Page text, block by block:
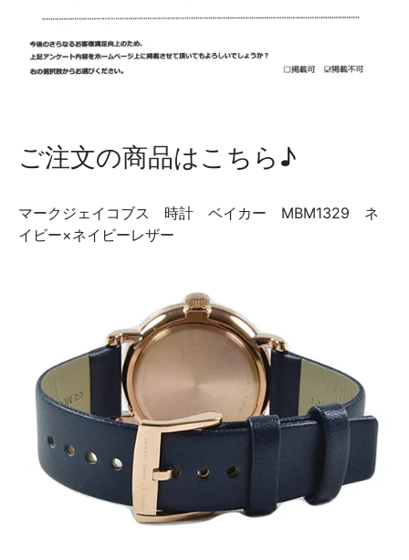
ご注文の商品はこちら♪
マークジェイコブス 時計 ベイカー MBM1329 ネ
イビー×ネイビーレザー